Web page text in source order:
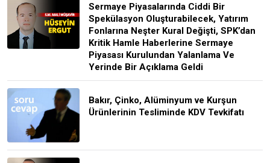
Sermaye Piyasalarında Ciddi Bir
Spekülasyon Oluşturabilecek, Yatırım
Fonlarına Neşter Kural Değişti, SPK’dan
Kritik Hamle Haberlerine Sermaye
Piyasası Kurulundan Yalanlama Ve
Yerinde Bir Açıklama Geldi
Bakır, Çinko, Alüminyum ve Kurşun
Ürünlerinin Tesliminde KDV Tevkifatı